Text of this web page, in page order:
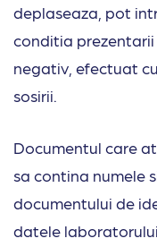
deplaseaza, pot
conditia prezentarii
negativ, efectuat
sosirii.
Documentul care
sa contina numele
documentului de
datele